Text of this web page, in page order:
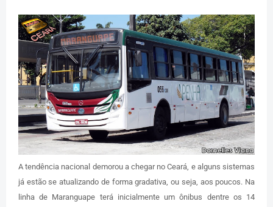
A tendência nacional demorou a chegar no Ceará, e alguns sistemas
já estão se atualizando de forma gradativa, ou seja, aos poucos. Na
linha de Maranguape terá inicialmente um ônibus dentre os 14